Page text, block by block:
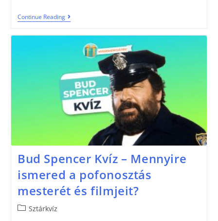
Continue Reading
Bud Spencer Kvíz – Mennyire
ismered a pofonosztás
mesterét és filmjeit?
Sztárkvíz